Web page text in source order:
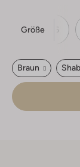
Größe 36
Braun